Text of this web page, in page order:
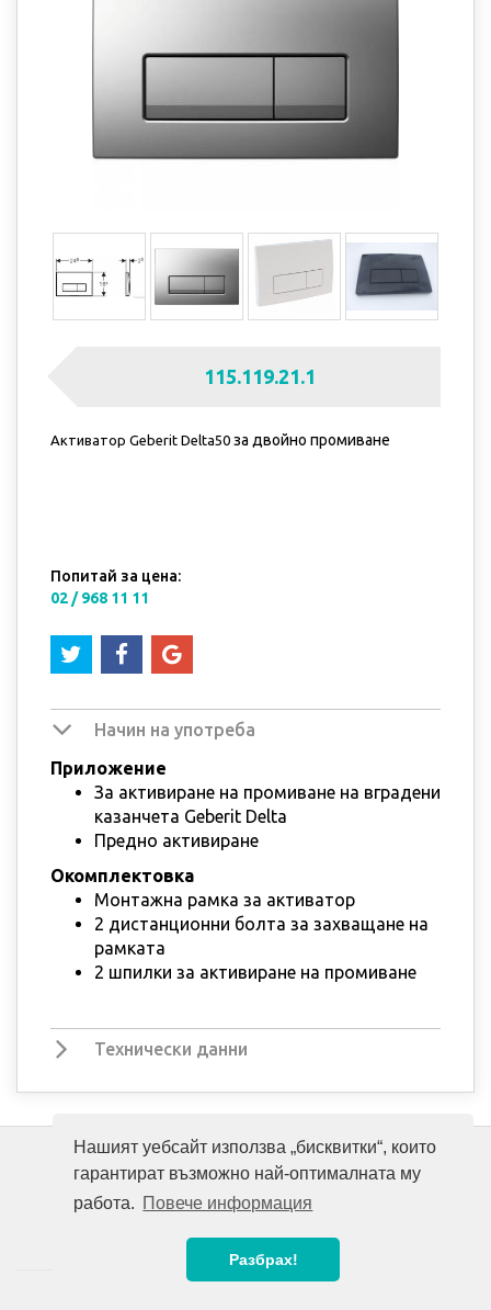
Нашият уебсайт използва „бисквитки“, които
гарантират възможно най-оптималната му
работа. Повече информация
Разбрах!
115.119.21.1
Активатор Geberit Delta50 за двойно промиване
Попитай за цена:
02 / 968 11 11
Начин на употреба
Приложение
За активиране на промиване на вградени
казанчета Geberit Delta
Предно активиране
Окомплектовка
Монтажна рамка за активатор
2 дистанционни болта за захващане на
рамката
2 шпилки за активиране на промиване
Технически данни